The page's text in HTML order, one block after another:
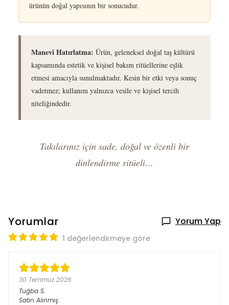
ürünün doğal yapısının bir sonucudur.
Manevî Hatırlatma: Ürün, geleneksel doğal taş kültürü
kapsamında estetik ve kişisel bakım ritüellerine eşlik
etmesi amacıyla sunulmaktadır. Kesin bir etki veya sonuç
vadetmez; kullanım yalnızca vesile ve kişisel tercih
niteliğindedir.
Takılarınız için sade, doğal ve özenli bir
dinlendirme ritüeli…
Yorumlar Yorum Yap
1 değerlendirmeye göre
30 Temmuz 2026
Tuğba S.
Satın Alınmış